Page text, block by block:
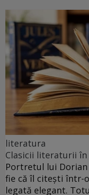
literatura
Clasicii literaturii în
Portretul lui Dorian
fie că îl citești într-
legată elegant.